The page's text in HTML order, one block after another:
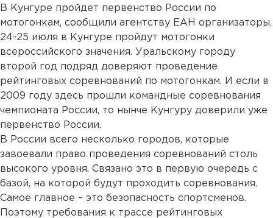
В Кунгуре пройдет первенство России по
мотогонкам, сообщили агентству ЕАН организаторы.
24-25 июля в Кунгуре пройдут мотогонки
всероссийского значения. Уральскому городу
второй год подряд доверяют проведение
рейтинговых соревнований по мотогонкам. И если в
2009 году здесь прошли командные соревнования
чемпионата России, то нынче Кунгуру доверили уже
первенство России.
В России всего несколько городов, которые
завоевали право проведения соревнований столь
высокого уровня. Связано это в первую очередь с
базой, на которой будут проходить соревнования.
Самое главное – это безопасность спортсменов.
Поэтому требования к трассе рейтинговых